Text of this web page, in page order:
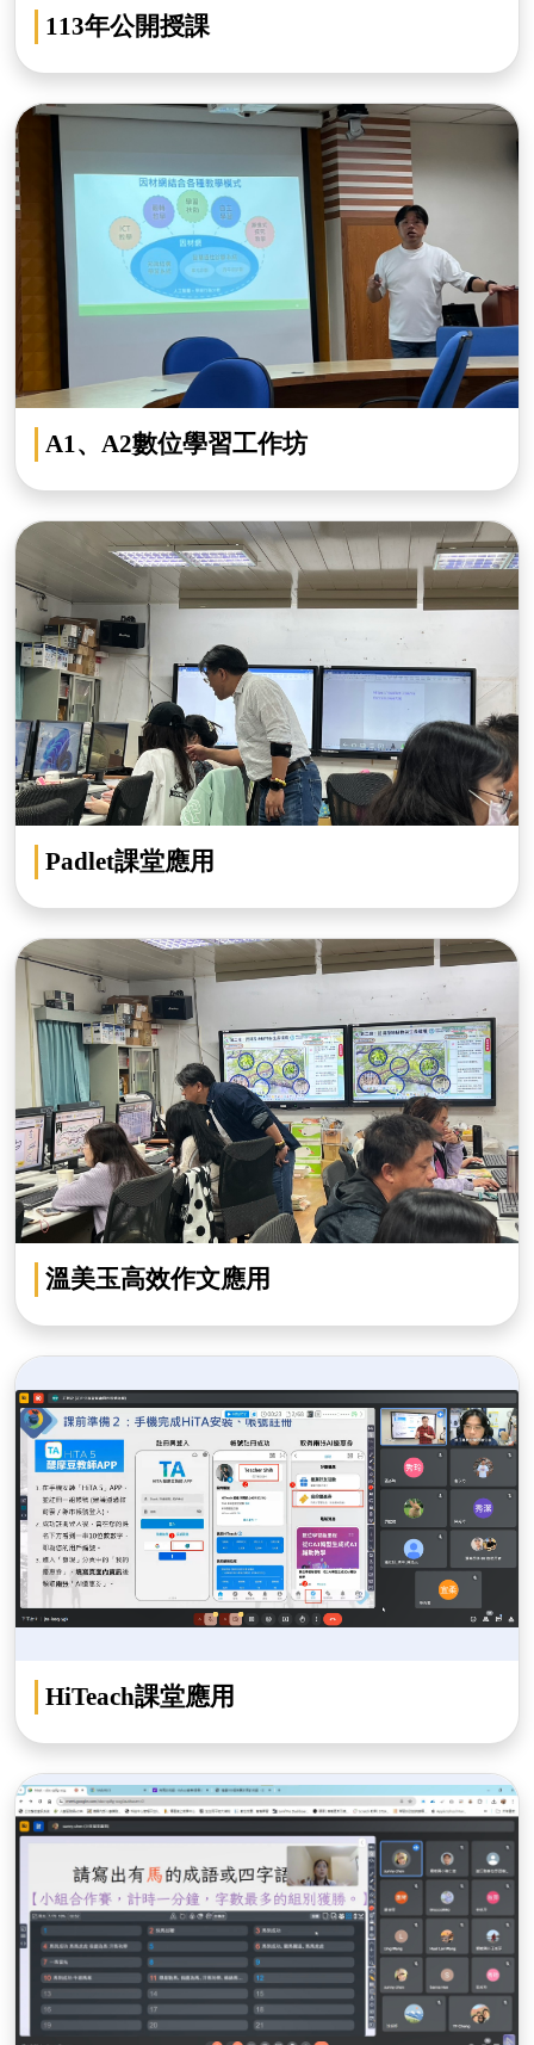
113年公開授課
A1、A2數位學習工作坊
Padlet課堂應用
溫美玉高效作文應用
HiTeach課堂應用